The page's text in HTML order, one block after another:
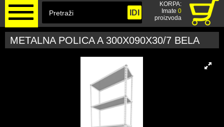
KORPA:
Imate 0
proizvoda
METALNA POLICA A 300X090X30/7 BELA